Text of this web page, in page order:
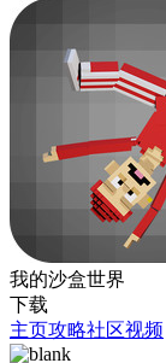
我的沙盒世界
下载
主页攻略社区视频